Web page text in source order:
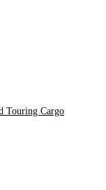
Touring Cargo